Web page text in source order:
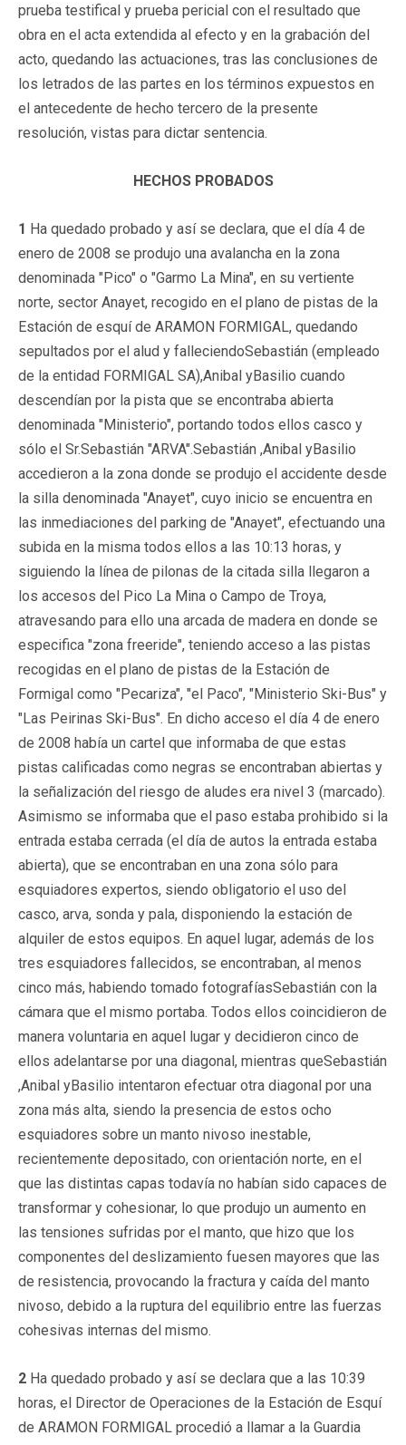
prueba testifical y prueba pericial con el resultado que
obra en el acta extendida al efecto y en la grabación del
acto, quedando las actuaciones, tras las conclusiones de
los letrados de las partes en los términos expuestos en
el antecedente de hecho tercero de la presente
resolución, vistas para dictar sentencia.
HECHOS PROBADOS
1 Ha quedado probado y así se declara, que el día 4 de
enero de 2008 se produjo una avalancha en la zona
denominada "Pico" o "Garmo La Mina", en su vertiente
norte, sector Anayet, recogido en el plano de pistas de la
Estación de esquí de ARAMON FORMIGAL, quedando
sepultados por el alud y falleciendoSebastián (empleado
de la entidad FORMIGAL SA),Anibal yBasilio cuando
descendían por la pista que se encontraba abierta
denominada "Ministerio", portando todos ellos casco y
sólo el Sr.Sebastián "ARVA".Sebastián ,Anibal yBasilio
accedieron a la zona donde se produjo el accidente desde
la silla denominada "Anayet", cuyo inicio se encuentra en
las inmediaciones del parking de "Anayet", efectuando una
subida en la misma todos ellos a las 10:13 horas, y
siguiendo la línea de pilonas de la citada silla llegaron a
los accesos del Pico La Mina o Campo de Troya,
atravesando para ello una arcada de madera en donde se
especifica "zona freeride", teniendo acceso a las pistas
recogidas en el plano de pistas de la Estación de
Formigal como "Pecariza", "el Paco", "Ministerio Ski-Bus" y
"Las Peirinas Ski-Bus". En dicho acceso el día 4 de enero
de 2008 había un cartel que informaba de que estas
pistas calificadas como negras se encontraban abiertas y
la señalización del riesgo de aludes era nivel 3 (marcado).
Asimismo se informaba que el paso estaba prohibido si la
entrada estaba cerrada (el día de autos la entrada estaba
abierta), que se encontraban en una zona sólo para
esquiadores expertos, siendo obligatorio el uso del
casco, arva, sonda y pala, disponiendo la estación de
alquiler de estos equipos. En aquel lugar, además de los
tres esquiadores fallecidos, se encontraban, al menos
cinco más, habiendo tomado fotografíasSebastián con la
cámara que el mismo portaba. Todos ellos coincidieron de
manera voluntaria en aquel lugar y decidieron cinco de
ellos adelantarse por una diagonal, mientras queSebastián
,Anibal yBasilio intentaron efectuar otra diagonal por una
zona más alta, siendo la presencia de estos ocho
esquiadores sobre un manto nivoso inestable,
recientemente depositado, con orientación norte, en el
que las distintas capas todavía no habían sido capaces de
transformar y cohesionar, lo que produjo un aumento en
las tensiones sufridas por el manto, que hizo que los
componentes del deslizamiento fuesen mayores que las
de resistencia, provocando la fractura y caída del manto
nivoso, debido a la ruptura del equilibrio entre las fuerzas
cohesivas internas del mismo.
2 Ha quedado probado y así se declara que a las 10:39
horas, el Director de Operaciones de la Estación de Esquí
de ARAMON FORMIGAL procedió a llamar a la Guardia